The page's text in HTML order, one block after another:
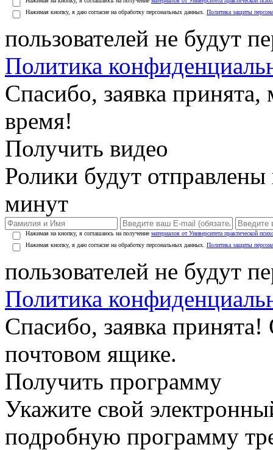
Нажимая кнопку, я даю согласие на обработку персональных данных. Политика защиты
пользователей не будут
Политика
Спасибо, заявка
время!
Получить видео
Ролики будут
минут
Нажимая на кнопку, я соглашаюсь на получение материалов от Университета практической
Нажимая кнопку, я даю согласие на обработку персональных данных. Политика защиты
пользователей не будут
Политика
Спасибо, заявка
почтовом ящике.
Получить программу
Укажите свой
подробную программу